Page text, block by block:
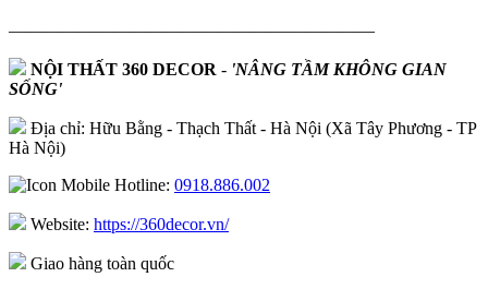
—————————————————————
NỘI THẤT 360 DECOR - 'NÂNG TẦM KHÔNG GIAN
SỐNG'
Địa chỉ: Hữu Bằng - Thạch Thất - Hà Nội (Xã Tây Phương - TP
Hà Nội)
Hotline: 0918.886.002
Website: https://360decor.vn/
Giao hàng toàn quốc